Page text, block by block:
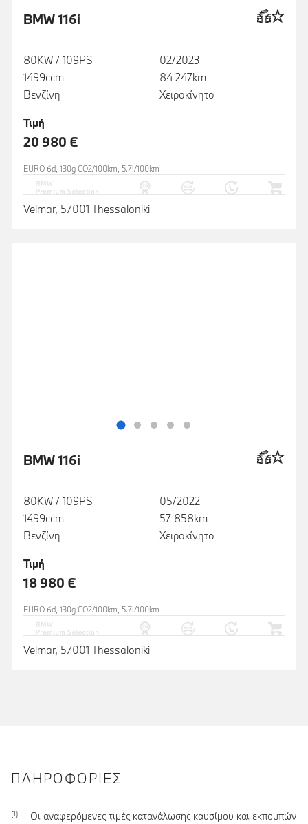
BMW 116i
80KW / 109PS
1499ccm
Βενζίνη
02/2023
84 247km
Χειροκίνητο
Τιμή
20 980 €
EURO 6d, 130g CO2/100km, 5.7l/100km
Velmar, 57001 Thessaloniki
BMW 116i
80KW / 109PS
1499ccm
Βενζίνη
05/2022
57 858km
Χειροκίνητο
Τιμή
18 980 €
EURO 6d, 130g CO2/100km, 5.7l/100km
Velmar, 57001 Thessaloniki
ΠΛΗΡΟΦΟΡΊΕΣ
Οι αναφερόμενες τιμές κατανάλωσης καυσίμου και εκπομπών